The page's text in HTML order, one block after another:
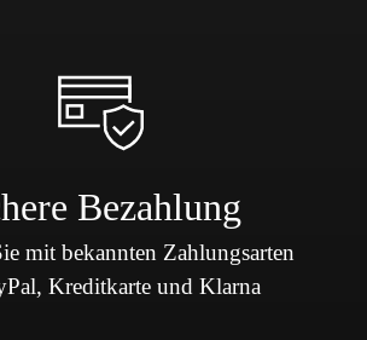
Bezahlung
mit bekannten Zahlungsarten
Kreditkarte und Klarna